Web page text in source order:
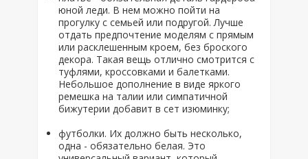
юной леди. В нем можно пойти на
прогулку с семьей или подругой. Лучше
отдать предпочтение моделям с прямым
или расклешенным кроем, без броского
декора. Такая вещь отлично смотрится с
туфлями, кроссовками и балетками.
Небольшое дополнение в виде яркого
ремешка на талии или симпатичной
бижутерии добавит в сет изюминку;
футболки. Их должно быть несколько,
одна - обязательно белая. Это